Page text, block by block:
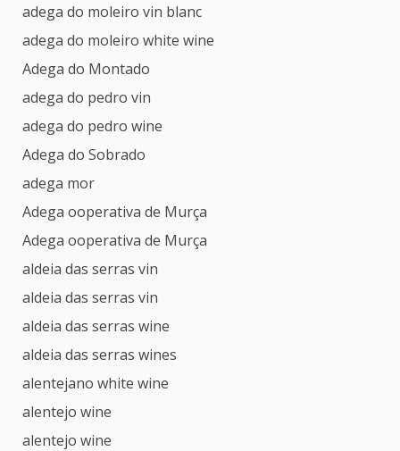
adega do moleiro vin blanc
adega do moleiro white wine
Adega do Montado
adega do pedro vin
adega do pedro wine
Adega do Sobrado
adega mor
Adega ooperativa de Murça
Adega ooperativa de Murça
aldeia das serras vin
aldeia das serras vin
aldeia das serras wine
aldeia das serras wines
alentejano white wine
alentejo wine
alentejo wine